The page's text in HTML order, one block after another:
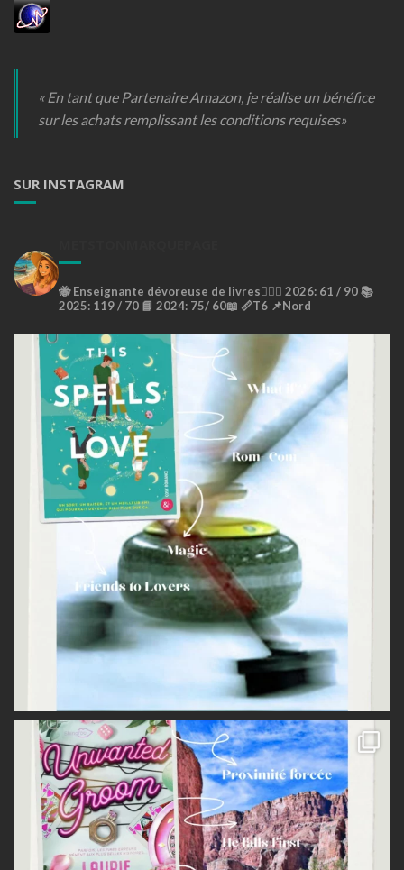
« En tant que Partenaire Amazon, je réalise un bénéfice
sur les achats remplissant les conditions requises»
SUR INSTAGRAM
🐝Enseignante dévoreuse de livres🙇🏼‍♀️ 2026: 61 / 90 📚
2025: 119 / 70 📘 2024: 75/ 60📖 📏T6 📌Nord